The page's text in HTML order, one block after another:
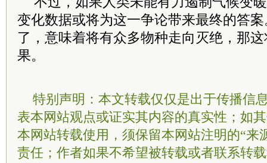
变化数据或将为这一争论带来最终的答
了，意味着将有众多物种走向灭绝，那
果。
特别声明：本文转载仅仅是出于传播信
表本网站观点或证实其内容的真实性；如
本网站转载使用，须保留本网站注明的“来
责任；作者如果不希望被转载或者联系转